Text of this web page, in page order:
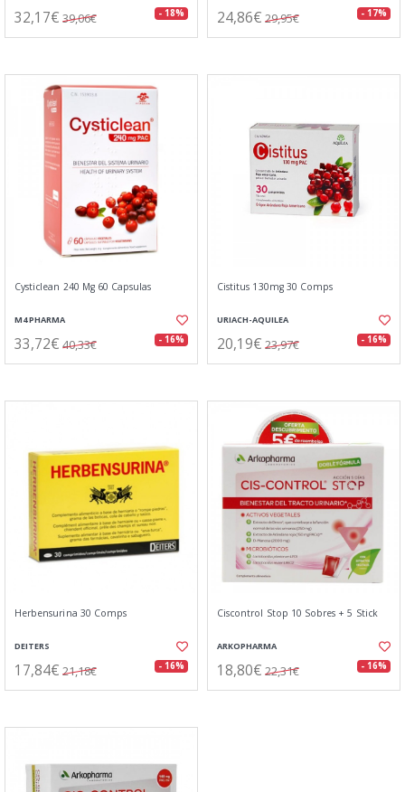
32,17€ 39,06€ - 18% 24,86€ 29,95€ - 17%
Cysticlean 240 Mg 60 Capsulas
M4 PHARMA
33,72€ 40,33€ - 16%
Cistitus 130mg 30 Comps
URIACH-AQUILEA
20,19€ 23,97€ - 16%
Herbensurina 30 Comps
DEITERS
17,84€ 21,18€ - 16%
Ciscontrol Stop 10 Sobres + 5 Stick
ARKOPHARMA
18,80€ 22,31€ - 16%